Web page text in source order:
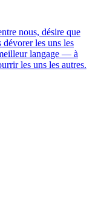
nous, désire que
dévorer les uns les
langage — à
les uns les autres.